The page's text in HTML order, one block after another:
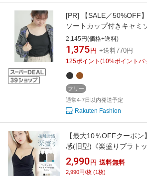
[PR]
【SALE／50%OFF
ソートカップ付きキャミ
ス トップス キャミソー
ラウン
2,145円(価格+送料)
1,375 円 +送料770円
125ポイント (10%ポイントバ
フリー
通常4-7日以内発送予定
Rakuten Fashion
【最大10％OFFクーポ
感(旧型)《楽盛りブラト
ラトップ ブラキャミ キ
冷感 インナー Vネック U
2,990 円 送料無料
2,990円/枚 (1枚)